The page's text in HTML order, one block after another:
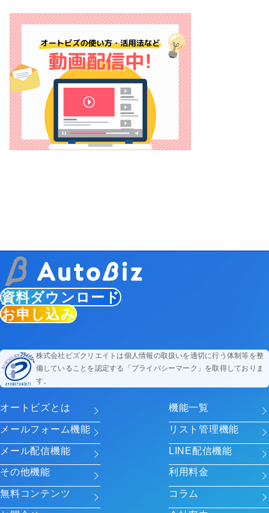
資料ダウンロード
お申し込み
株式会社ビズクリエイトは個人情報の取扱いを適切に行う体制等を整
備していることを認定する「プライバシーマーク」を取得しておりま
す。
オートビズとは 機能一覧
メールフォーム機能 リスト管理機能
メール配信機能 LINE配信機能
その他機能 利用料金
無料コンテンツ コラム